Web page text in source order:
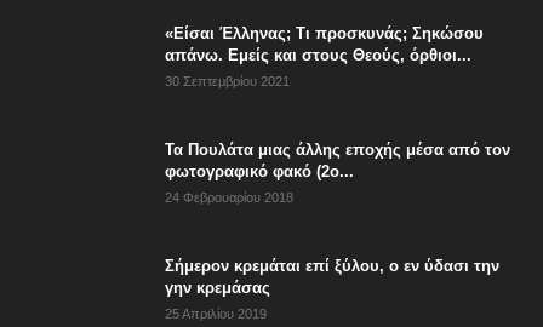
«Είσαι Έλληνας; Τι προσκυνάς; Σηκώσου
απάνω. Εμείς και στους Θεούς, όρθιοι...
30 Σεπτεμβρίου 2021
Τα Πουλάτα μιας άλλης εποχής μέσα από τον
φωτογραφικό φακό (2ο...
24 Φεβρουαρίου 2018
Σήμερον κρεμάται επί ξύλου, ο εν ύδασι την
γην κρεμάσας
25 Απριλίου 2019